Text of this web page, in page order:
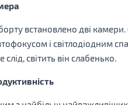
встановлено дві
і світлодіодним
слід, світить він слабенько.